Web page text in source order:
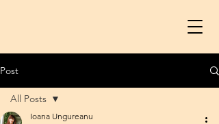
Post
All Posts
Ioana Ungureanu